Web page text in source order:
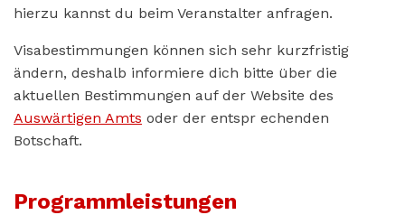
hierzu kannst du beim Veranstalter anfragen.
Visabestimmungen können sich sehr kurzfristig
ändern, deshalb informiere dich bitte über die
aktuellen Bestimmungen auf der Website des
Auswärtigen Amts oder der entspr echenden
Botschaft.
Programmleistungen